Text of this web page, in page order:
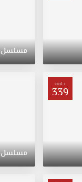
مسلسل
حلقة
339
مسلسل